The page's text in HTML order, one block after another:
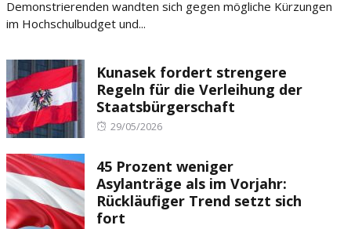
Demonstrierenden wandten sich gegen mögliche Kürzungen
im Hochschulbudget und...
Kunasek fordert strengere
Regeln für die Verleihung der
Staatsbürgerschaft
Posted
29/05/2026
45 Prozent weniger
Asylanträge als im Vorjahr:
Rückläufiger Trend setzt sich
fort